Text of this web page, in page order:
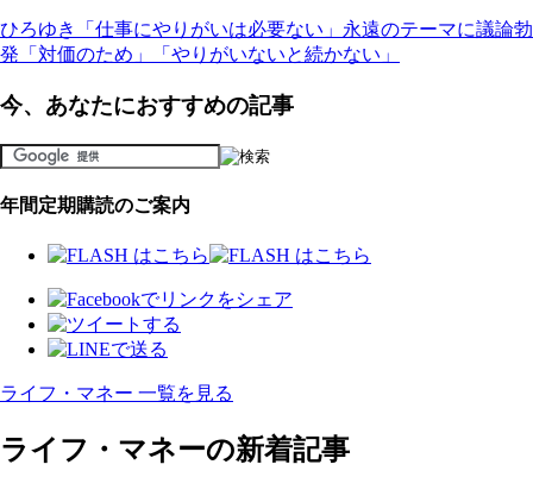
ひろゆき「仕事にやりがいは必要ない」永遠のテーマに議論勃
発「対価のため」「やりがいないと続かない」
今、あなたにおすすめの記事
年間定期購読のご案内
ライフ・マネー 一覧を見る
ライフ・マネーの新着記事